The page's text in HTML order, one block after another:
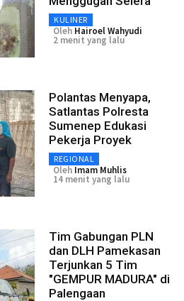
KULINER
Oleh Hairoel Wahyudi
2 menit yang lalu
Polantas Menyapa,
Satlantas Polresta
Sumenep Edukasi
Pekerja Proyek
REGIONAL
Oleh Imam Muhlis
14 menit yang lalu
Tim Gabungan PLN
dan DLH Pamekasan
Terjunkan 5 Tim
"GEMPUR MADURA" di
Palengaan